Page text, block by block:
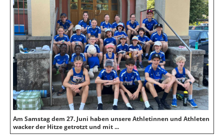
Am Samstag dem 27. Juni haben unsere Athletinnen und Athleten
wacker der Hitze getrotzt und mit ...